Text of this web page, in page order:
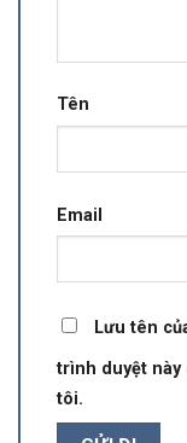
Tên
Email
Lưu tên
trình duyệt này
tôi.